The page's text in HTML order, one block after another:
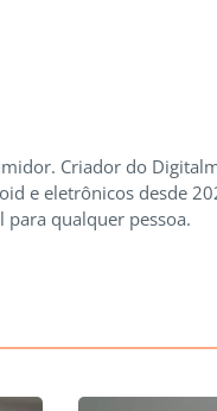
Criador do
e eletrônicos desde
qualquer pessoa.